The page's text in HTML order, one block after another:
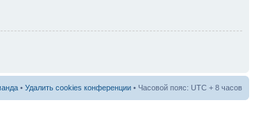
• Удалить cookies конференции • Часовой пояс: UTC + 8 часов